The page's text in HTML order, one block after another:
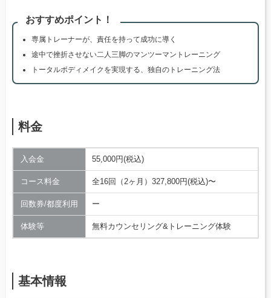
おすすめポイント！
専属トレーナーが、責任を持って成功に導く
途中で挫折させない二人三脚のマンツーマントレーニング
トータルボディメイクを実現する、独自のトレーニング法
料金
入会金 55,000円(税込)
コース料金 全16回（2ヶ月）327,800円(税込)〜
回数券/都度利用 ー
体験等 無料カウンセリング&トレーニング体験
基本情報